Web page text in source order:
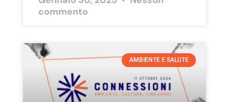
commento
AMBIENTE E SALUTE